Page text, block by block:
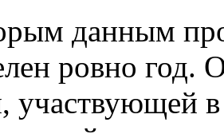
данным
ровно год.
участвующей в